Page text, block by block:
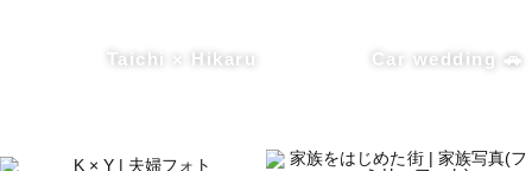
Taichi × Hikaru Car wedding 🚗